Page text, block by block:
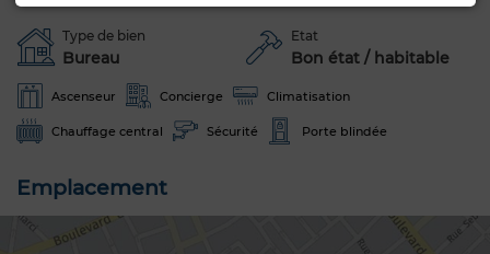
Type de bien
Bureau
Etat
Bon état / habitable
Ascenseur Concierge Climatisation
Chauffage central Sécurité Porte blindée
Emplacement